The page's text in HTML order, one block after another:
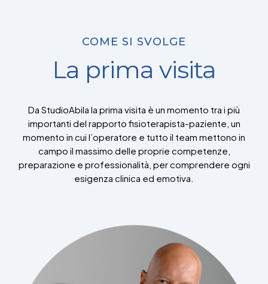
COME SI SVOLGE
La prima visita
Da StudioAbila la prima visita è un momento tra i più
importanti del rapporto fisioterapista-paziente, un
momento in cui l’operatore e tutto il team mettono in
campo il massimo delle proprie competenze,
preparazione e professionalità, per comprendere ogni
esigenza clinica ed emotiva.